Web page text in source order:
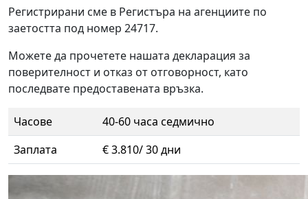
Регистрирани сме в Регистъра на агенциите по
заетостта под номер 24717.
Можете да прочетете нашата декларация за
поверителност и отказ от отговорност, като
последвате предоставената връзка.
Часове
40-60 часа седмично
Заплата
€ 3.810/ 30 дни